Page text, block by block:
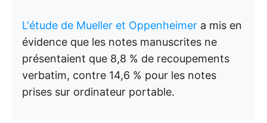
L'étude de Mueller et Oppenheimer a mis en
évidence que les notes manuscrites ne
présentaient que 8,8 % de recoupements
verbatim, contre 14,6 % pour les notes
prises sur ordinateur portable.